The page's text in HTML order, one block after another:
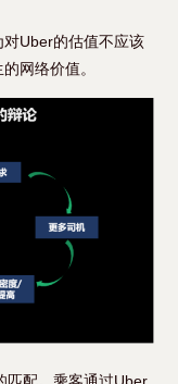
Uber的估值不应该
网络价值。
匹配。乘客通过Uber